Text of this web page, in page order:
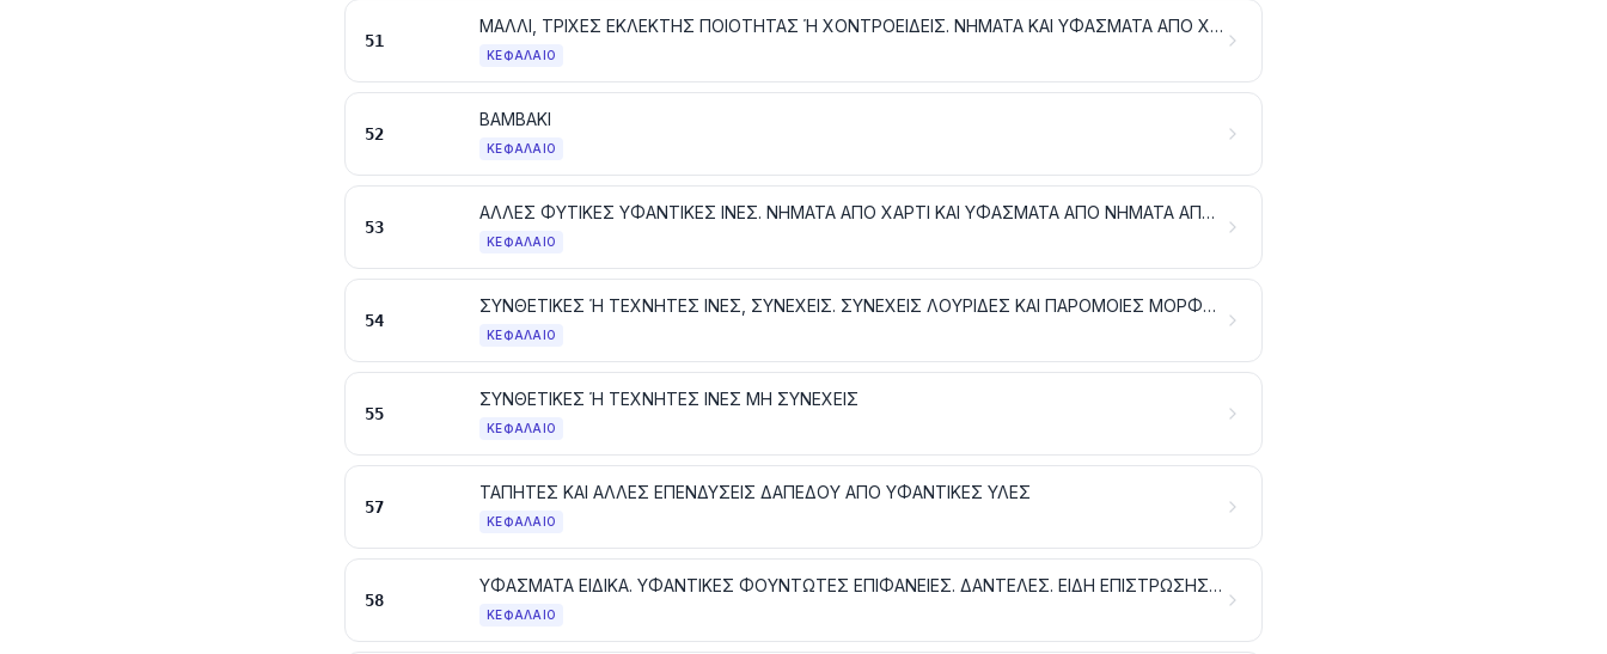
51
ΜΑΛΛΙ, ΤΡΙΧΕΣ ΕΚΛΕΚΤΗΣ ΠΟΙΟΤΗΤΑΣ Ή ΧΟΝΤΡΟΕΙΔΕΙΣ. ΝΗΜΑΤΑ ΚΑΙ ΥΦΑΣΜΑΤΑ ΑΠΟ ΧΟΝΤΡΟΤΡΙΧΕΣ
ΚΕΦΆΛΑΙΟ
52
ΒΑΜΒΑΚΙ
ΚΕΦΆΛΑΙΟ
53
ΑΛΛΕΣ ΦΥΤΙΚΕΣ ΥΦΑΝΤΙΚΕΣ ΙΝΕΣ. ΝΗΜΑΤΑ ΑΠΟ ΧΑΡΤΙ ΚΑΙ ΥΦΑΣΜΑΤΑ ΑΠΟ ΝΗΜΑΤΑ ΑΠΟ ΧΑΡΤΙ
ΚΕΦΆΛΑΙΟ
54
ΣΥΝΘΕΤΙΚΕΣ Ή ΤΕΧΝΗΤΕΣ ΙΝΕΣ, ΣΥΝΕΧΕΙΣ. ΣΥΝΕΧΕΙΣ ΛΟΥΡΙΔΕΣ ΚΑΙ ΠΑΡΟΜΟΙΕΣ ΜΟΡΦΕΣ, ΑΠΟ ΣΥΝΘΕΤΙΚΕΣ Ή ΤΕΧΝΗΤΕΣ ΥΦΑΝΤΙΚΕΣ ΥΛΕΣ
ΚΕΦΆΛΑΙΟ
55
ΣΥΝΘΕΤΙΚΕΣ Ή ΤΕΧΝΗΤΕΣ ΙΝΕΣ ΜΗ ΣΥΝΕΧΕΙΣ
ΚΕΦΆΛΑΙΟ
57
ΤΑΠΗΤΕΣ ΚΑΙ ΑΛΛΕΣ ΕΠΕΝΔΥΣΕΙΣ ΔΑΠΕΔΟΥ ΑΠΟ ΥΦΑΝΤΙΚΕΣ ΥΛΕΣ
ΚΕΦΆΛΑΙΟ
58
ΥΦΑΣΜΑΤΑ ΕΙΔΙΚΑ. ΥΦΑΝΤΙΚΕΣ ΦΟΥΝΤΩΤΕΣ ΕΠΙΦΑΝΕΙΕΣ. ΔΑΝΤΕΛΕΣ. ΕΙΔΗ ΕΠΙΣΤΡΩΣΗΣ. ΕΙΔΗ ΤΑΙΝΙΟΠΛΕΚΤΙΚΗΣ. ΚΕΝΤΗΜΑΤΑ
ΚΕΦΆΛΑΙΟ